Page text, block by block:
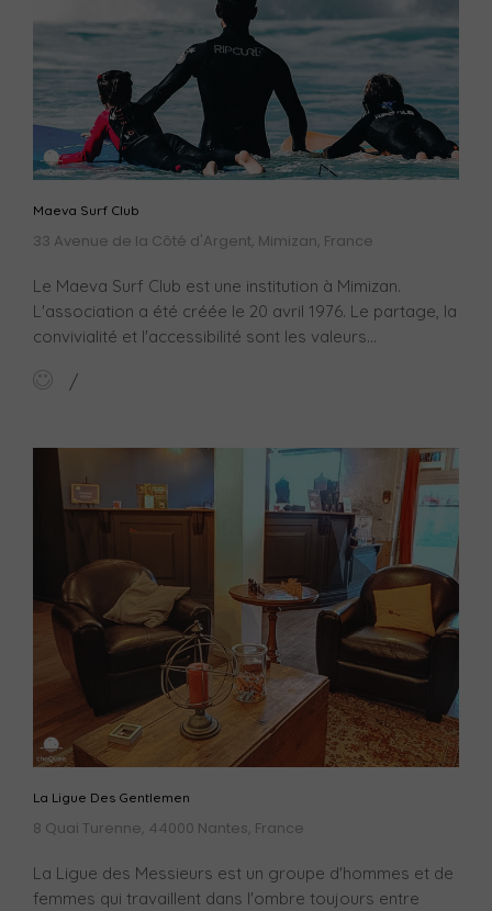
Maeva Surf Club
33 Avenue de la Côté d'Argent, Mimizan, France
Le Maeva Surf Club est une institution à Mimizan.
L'association a été créée le 20 avril 1976. Le partage, la
convivialité et l'accessibilité sont les valeurs...
La Ligue Des Gentlemen
8 Quai Turenne, 44000 Nantes, France
La Ligue des Messieurs est un groupe d'hommes et de
femmes qui travaillent dans l'ombre toujours entre